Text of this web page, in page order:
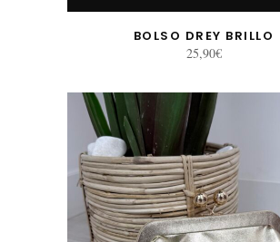
BOLSO DREY BRILLO
25,90€